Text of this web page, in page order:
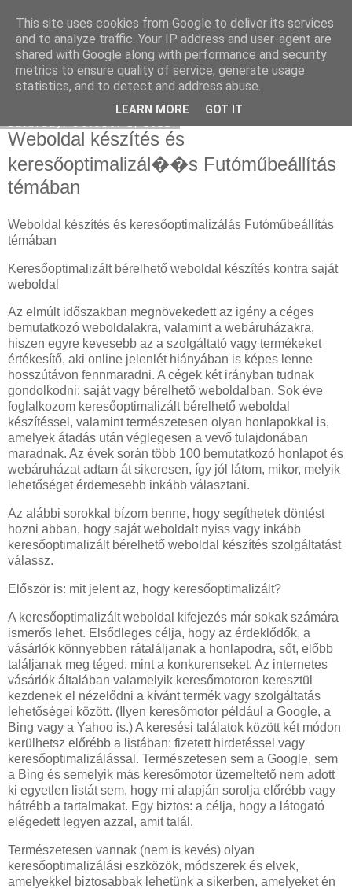
SEO Agency
Weboldal készítés és
keresőoptimalizál��s Futóműbeállítás
témában
Weboldal készítés és keresőoptimalizálás Futóműbeállítás
témában
Keresőoptimalizált bérelhető weboldal készítés kontra saját
weboldal
Az elmúlt időszakban megnövekedett az igény a céges
bemutatkozó weboldalakra, valamint a webáruházakra,
hiszen egyre kevesebb az a szolgáltató vagy termékeket
értékesítő, aki online jelenlét hiányában is képes lenne
hosszútávon fennmaradni. A cégek két irányban tudnak
gondolkodni: saját vagy bérelhető weboldalban. Sok éve
foglalkozom keresőoptimalizált bérelhető weboldal
készítéssel, valamint természetesen olyan honlapokkal is,
amelyek átadás után véglegesen a vevő tulajdonában
maradnak. Az évek során több 100 bemutatkozó honlapot és
webáruházat adtam át sikeresen, így jól látom, mikor, melyik
lehetőséget érdemesebb inkább választani.
Az alábbi sorokkal bízom benne, hogy segíthetek döntést
hozni abban, hogy saját weboldalt nyiss vagy inkább
keresőoptimalizált bérelhető weboldal készítés szolgáltatást
válassz.
Először is: mit jelent az, hogy keresőoptimalizált?
A keresőoptimalizált weboldal kifejezés már sokak számára
ismerős lehet. Elsődleges célja, hogy az érdeklődők, a
vásárlók könnyebben rátaláljanak a honlapodra, sőt, előbb
találjanak meg téged, mint a konkurenseket. Az internetes
vásárlók általában valamelyik keresőmotoron keresztül
kezdenek el nézelődni a kívánt termék vagy szolgáltatás
lehetőségei között. (Ilyen keresőmotor például a Google, a
Bing vagy a Yahoo is.) A keresési találatok között két módon
kerülhetsz előrébb a listában: fizetett hirdetéssel vagy
keresőoptimalizálással. Természetesen sem a Google, sem
a Bing és semelyik más keresőmotor üzemeltető nem adott
ki egyetlen listát sem, hogy mi alapján sorolja előrébb vagy
hátrébb a tartalmakat. Egy biztos: a célja, hogy a látogató
elégedett legyen azzal, amit talál.
Természetesen vannak (nem is kevés) olyan
keresőoptimalizálási eszközök, módszerek és elvek,
amelyekkel biztosabbak lehetünk a sikerben, amelyeket én
This site uses cookies from Google to deliver its services
and to analyze traffic. Your IP address and user-agent are
shared with Google along with performance and security
metrics to ensure quality of service, generate usage
statistics, and to detect and address abuse.
LEARN MORE GOT IT